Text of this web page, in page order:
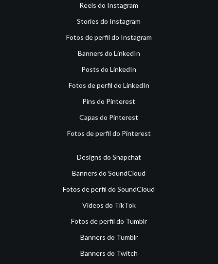
Reels do Instagram
Stories do Instagram
Fotos de perfil do Instagram
Banners do LinkedIn
Posts do LinkedIn
Fotos de perfil do LinkedIn
Pins do Pinterest
Capas do Pinterest
Fotos de perfil do Pinterest
Designs do Snapchat
Banners do SoundCloud
Fotos de perfil do SoundCloud
Vídeos do TikTok
Fotos de perfil do Tumblr
Banners do Tumblr
Banners do Twitch